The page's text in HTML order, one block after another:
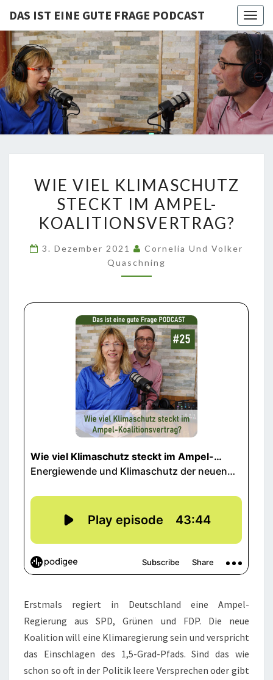
DAS IST EINE GUTE FRAGE PODCAST
DAS IST
EINE
GUTE
PODCAST
Von Cornelia Und
Volker
Quaschning – Der
Podcast Zur
Klimakrise Und
Energierevolution
Und
Fakten Und
Hintergründe
VIEL
KLIMASCHUTZ
STECKT
AMPEL-
KOALITIONSVERTRAG?
WIE VIEL KLIMASCHUTZ
STECKT IM AMPEL-
KOALITIONSVERTRAG?
3. Dezember 2021
Cornelia Und Volker
Quaschning
Erstmals regiert in Deutschland eine Ampel-
Regierung aus SPD, Grünen und FDP. Die neue
Koalition will eine Klimaregierung sein und verspricht
das Einschlagen des 1,5-Grad-Pfads. Sind das wie
schon so oft in der Politik leere Versprechen oder gibt